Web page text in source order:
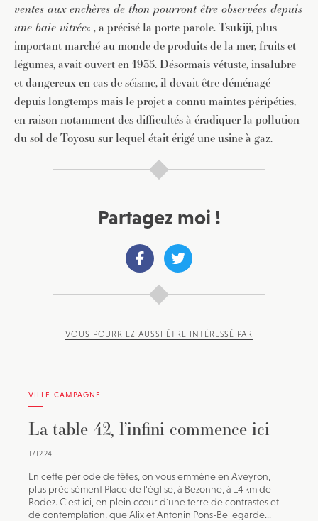
ventes aux enchères de thon pourront être observées depuis
une baie vitrée« , a précisé la porte-parole. Tsukiji, plus
important marché au monde de produits de la mer, fruits et
légumes, avait ouvert en 1935. Désormais vétuste, insalubre
et dangereux en cas de séisme, il devait être déménagé
depuis longtemps mais le projet a connu maintes péripéties,
en raison notamment des difficultés à éradiquer la pollution
du sol de Toyosu sur lequel était érigé une usine à gaz.
Partagez moi !
VOUS POURRIEZ AUSSI ÊTRE INTÉRESSÉ PAR
VILLE CAMPAGNE
La table 42, l’infini commence ici
17.12.24
En cette période de fêtes, on vous emmène en Aveyron,
plus précisément Place de l'église, à Bezonne, à 14 km de
Rodez. C'est ici, en plein cœur d'une terre de contrastes et
de contemplation, que Alix et Antonin Pons-Bellegarde...